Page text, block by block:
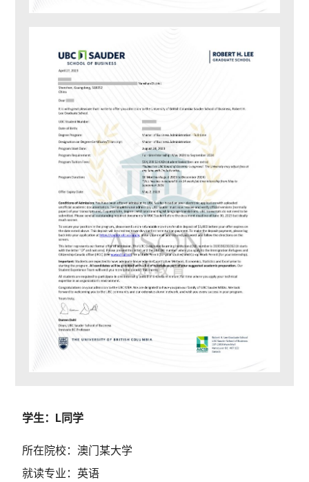
学生：L同学
所在院校：澳门某大学
就读专业：英语